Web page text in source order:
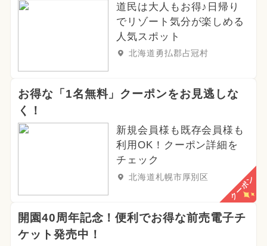
2025年4月のイベント
2024年9月のイベント
2025年1月のイベント
2024年12月のイベント
2024年5月のイベント
2024年4月のイベント
2024年2月のイベント
2024年6月のイベント
道民は大人もお得♪日帰り
でリゾート気分が楽しめる
人気スポット
北海道勇払郡占冠村
お得な「1名無料」クーポンをお見逃しな
く！
新規会員様も既存会員様も
利用OK！クーポン詳細を
チェック
北海道札幌市厚別区 クーポン
開園40周年記念！便利でお得な前売電子チ
ケット発売中！